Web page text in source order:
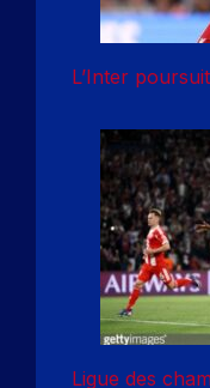
L’Inter
Ligue des